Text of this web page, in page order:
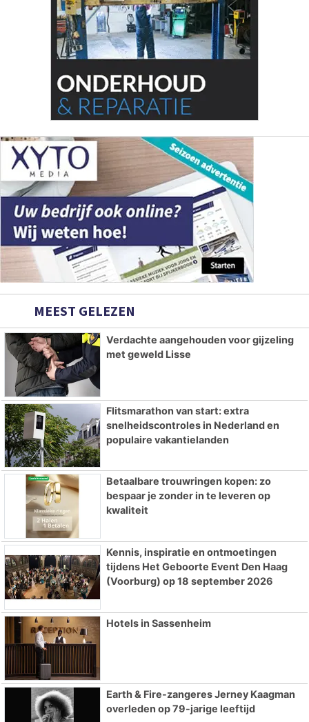
MEEST GELEZEN
Verdachte aangehouden voor gijzeling
met geweld Lisse
Flitsmarathon van start: extra
snelheidscontroles in Nederland en
populaire vakantielanden
Betaalbare trouwringen kopen: zo
bespaar je zonder in te leveren op
kwaliteit
Kennis, inspiratie en ontmoetingen
tijdens Het Geboorte Event Den Haag
(Voorburg) op 18 september 2026
Hotels in Sassenheim
Earth & Fire-zangeres Jerney Kaagman
overleden op 79-jarige leeftijd